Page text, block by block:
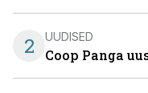
2 UUDISED
Coop Panga